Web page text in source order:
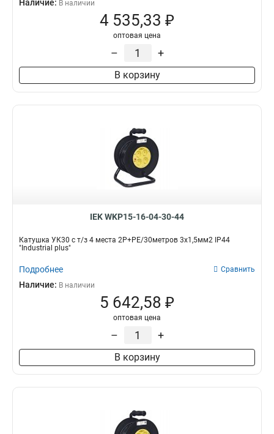
Наличие: В наличии
4 535,33 ₽
оптовая цена
– +
В корзину
IEK WKP15-16-04-30-44
Катушка УК30 с т/з 4 места 2Р+PЕ/30метров 3х1,5мм2 IP44
"Industrial plus"
Подробнее Сравнить
Наличие: В наличии
5 642,58 ₽
оптовая цена
– +
В корзину